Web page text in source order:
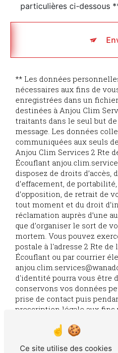
particulières ci-dessous
** Les données
nécessaires aux fins de
enregistrées dans un
destinées à Anjou Clim
traitants dans le seul but
message. Les données
communiquées aux seuls
Anjou Clim Services 2 Rte
Écouflant
disposez de droits d’accès,
d’effacement, de
d’opposition, de retrait de
tout moment et du droit
réclamation auprès d’une
que d’organiser le sort de
mortem. Vous pouvez
postale à l'adresse 2 Rte de
Écouflant ou par courrier
d'identité pourra vous être
conservons vos données
prise de contact puis
prescription légale aux fins
gestion des contentieux.
inscrire sur la liste
téléphonique, disponible à
Ce site utilise des cookies